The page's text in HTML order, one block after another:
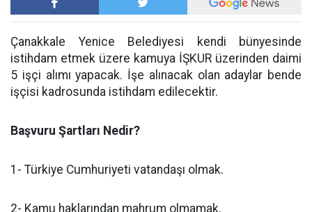
Çanakkale Yenice Belediyesi kendi bünyesinde
istihdam etmek üzere kamuya İŞKUR üzerinden daimi
5 işçi alımı yapacak. İşe alınacak olan adaylar bende
işçisi kadrosunda istihdam edilecektir.
Başvuru Şartları Nedir?
1- Türkiye Cumhuriyeti vatandaşı olmak.
2- Kamu haklarından mahrum olmamak.